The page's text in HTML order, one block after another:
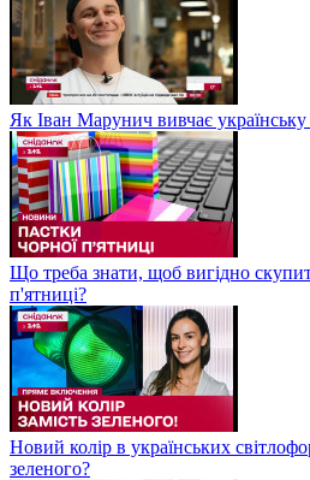
Як Іван Марунич вивчає
Що треба знати, щоб вигідно
п'ятниці?
Новий колір в українських
зеленого?